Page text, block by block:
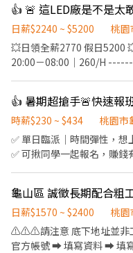
夜班20:00-05:30 加班
--------- ▪️交通車: 桃園高鐵
無經驗可，工作內容簡易
快速上工、長期穩定 ▪️提
------------------------ #桃園
威先生 https://lin.ee/
👍 🚨 這LED廠是不是太
日薪$2240 ~ $5200
桃園
💥日領全薪2770 假日5200 💥 ☀️日班 08:00－20:00｜210/H 🌙
20:00－08:00｜260/H
週休二日還見紅休(愛賺加
報名就對了)
劉小姐帶你上班去🫶🏻 ᴸᴵᴺᴱ
https://reurl.cc/Z8OmnW
時薪$230 ~ $434
桃園市
✅ 單日臨派｜時間彈性，想
✅ 可揪同學一起報名，賺錢有伴更有趣 ❗️隨便你挑
17:30－22:30 夜班: 00:00
21:00－06:00 ~~~~~~~~~~~~~~~~~~~~~~~~~~~~~~ 💸時薪230💸
專區 早9班：09:00 －
－20:00 午14班：14:00－23:00 工作內容: 簡單分貨＋包裹整理 工作
日薪$1570 ~ $2400
桃園
⚠️⚠️⚠️請注意 底下地址並非工作地址⚠️⚠️⚠️
官方帳號 ➡ 填寫資料 ➡ 填